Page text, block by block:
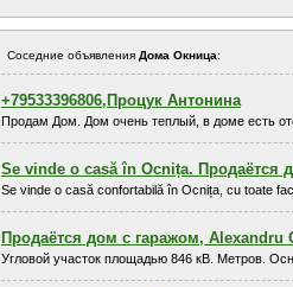
Соседние объявления Дома Окница:
+79533396806,Процук Антонина
Продам Дом. Дом очень теплый, в доме есть
Se vinde o casă în Ocnița. Продаётся
Se vinde o casă confortabilă în Ocnița, cu toate
Продаётся дом с гаражом, Alexandru
Угловой участок площадью 846 кВ. Метров.